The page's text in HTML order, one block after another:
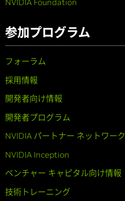
参加プログラム
フォーラム
採用情報
開発者向け情報
開発者プログラム
NVIDIA パートナー ネットワーク
NVIDIA Inception
ベンチャー キャピタル向け情報
技術トレーニング